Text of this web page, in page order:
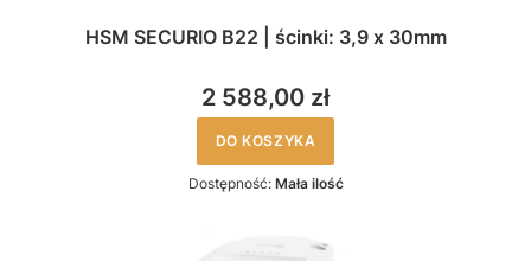
HSM SECURIO B22 | ścinki: 3,9 x 30mm
2 588,00 zł
DO KOSZYKA
Dostępność: Mała ilość